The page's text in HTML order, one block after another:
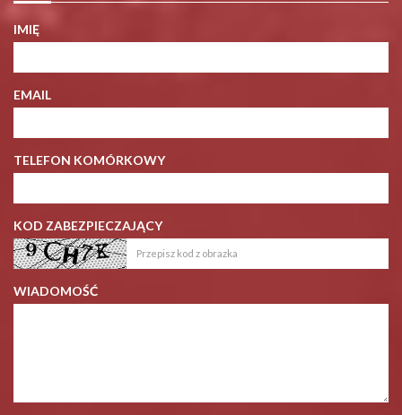
IMIĘ
EMAIL
TELEFON KOMÓRKOWY
KOD ZABEZPIECZAJĄCY
WIADOMOŚĆ